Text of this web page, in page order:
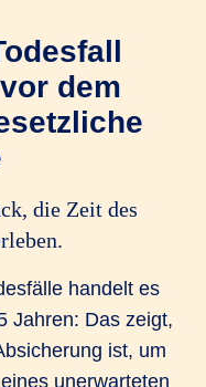
dem
die Zeit des
handelt es
Jahren: Das zeigt,
ist, um
unerwarteten